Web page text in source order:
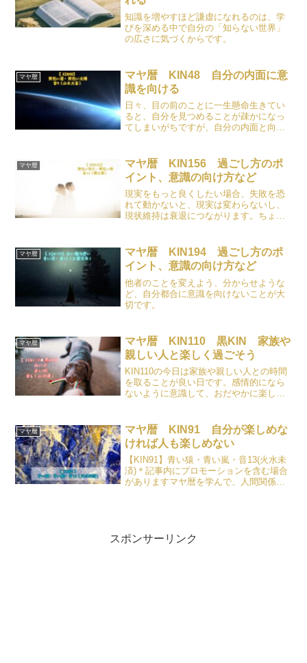
知識を増やすほど謙虚になれるのは、学
びを深める中で自分の「知らない世界」
の広さに気づくからです。
マヤ暦
マヤ暦 KIN48 自分の内面に意
識を向ける
日々、目の前のことに一生懸命生きてい
ると、自分を見つめることが疎かになっ
てしまいがちですが、自分の内面と向き
マヤ暦
マヤ暦 KIN156 過ごし方のポ
イント、意識の向け方など
現実をもっと良くしたい場合、失敗を恐
れて動かないと、現実は変わらないし、
現状維持は衰退につながります。ちょっ
マヤ暦
マヤ暦 KIN194 過ごし方のポ
イント、意識の向け方など
他者のことを変えよう、分からせような
ど、自分都合に意識を向けないことが大
切です。
マヤ暦
マヤ暦 KIN110 黒KIN 家族や
親しい人と楽しく過ごそう
KIN110の今日は家族や親しい人との時間
を取ることが良い日です。感情的になら
ないように意識して、おだやかに楽しい
マヤ暦
マヤ暦 KIN91 自分が楽しめな
ければ人も楽しめない
【KIN91】青い猿・青い嵐・音13(火水未
済)＊記事内にプロモーションを含む場合
がありますマヤ暦を学んで、人間関係の
スポンサーリンク